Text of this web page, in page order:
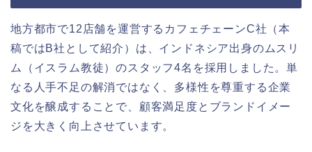
地方都市で12店舗を運営するカフェチェーンC社（本
稿ではB社として紹介）は、インドネシア出身のムスリ
ム（イスラム教徒）のスタッフ4名を採用しました。単
なる人手不足の解消ではなく、多様性を尊重する企業
文化を醸成することで、顧客満足度とブランドイメー
ジを大きく向上させています。